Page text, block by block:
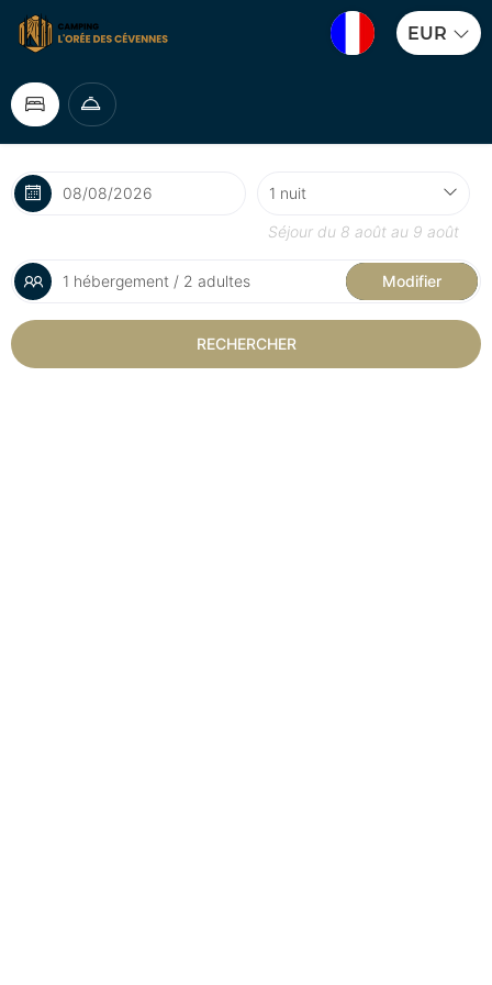
EUR
Séjour du 8 août au 9 août
1 hébergement / 2 adultes Modifier